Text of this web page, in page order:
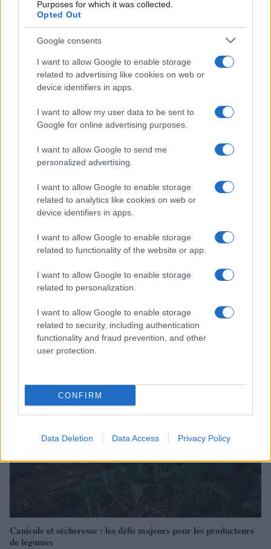
Purposes for which it was collected.
Opted Out
Google consents
I want to allow Google to enable storage
related to advertising like cookies on web or
device identifiers in apps.
I want to allow my user data to be sent to
Google for online advertising purposes.
I want to allow Google to send me
personalized advertising.
I want to allow Google to enable storage
related to analytics like cookies on web or
device identifiers in apps.
I want to allow Google to enable storage
related to functionality of the website or app.
I want to allow Google to enable storage
related to personalization.
I want to allow Google to enable storage
related to security, including authentication
functionality and fraud prevention, and other
user protection.
CONFIRM
Data Deletion Data Access Privacy Policy
Continuez la lecture
Comment déterminer le niveau de risque d’investissement
adapté à vos objectifs financiers
Thomas Lefevre · 8 Août 2026
Canicule et sécheresse : les défis majeurs pour les producteurs
de légumes